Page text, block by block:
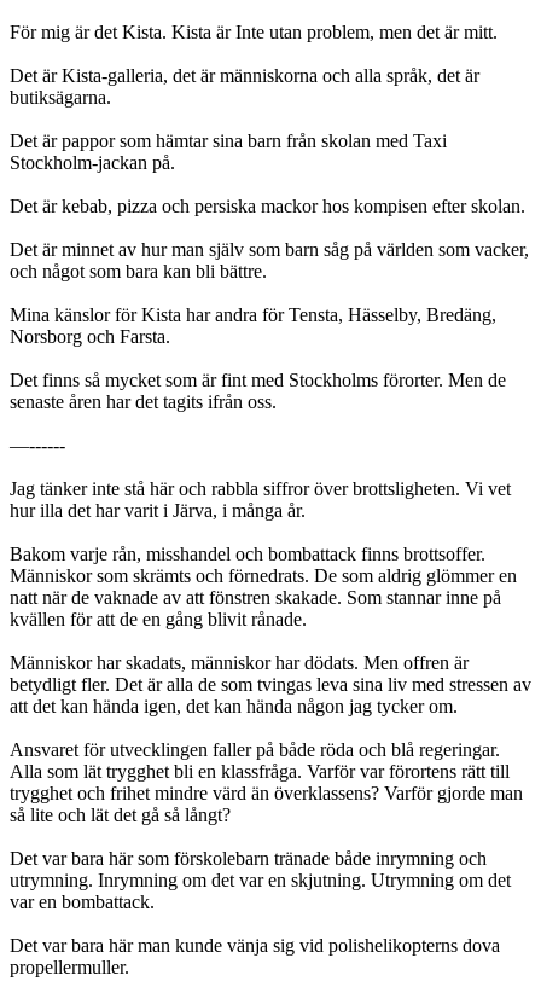
För mig är det Kista. Kista är Inte utan problem, men det är mitt.
Det är Kista-galleria, det är människorna och alla språk, det är
butiksägarna.
Det är pappor som hämtar sina barn från skolan med Taxi
Stockholm-jackan på.
Det är kebab, pizza och persiska mackor hos kompisen efter skolan.
Det är minnet av hur man själv som barn såg på världen som vacker,
och något som bara kan bli bättre.
Mina känslor för Kista har andra för Tensta, Hässelby, Bredäng,
Norsborg och Farsta.
Det finns så mycket som är fint med Stockholms förorter. Men de
senaste åren har det tagits ifrån oss.
—------
Jag tänker inte stå här och rabbla siffror över brottsligheten. Vi vet
hur illa det har varit i Järva, i många år.
Bakom varje rån, misshandel och bombattack finns brottsoffer.
Människor som skrämts och förnedrats. De som aldrig glömmer en
natt när de vaknade av att fönstren skakade. Som stannar inne på
kvällen för att de en gång blivit rånade.
Människor har skadats, människor har dödats. Men offren är
betydligt fler. Det är alla de som tvingas leva sina liv med stressen av
att det kan hända igen, det kan hända någon jag tycker om.
Ansvaret för utvecklingen faller på både röda och blå regeringar.
Alla som lät trygghet bli en klassfråga. Varför var förortens rätt till
trygghet och frihet mindre värd än överklassens? Varför gjorde man
så lite och lät det gå så långt?
Det var bara här som förskolebarn tränade både inrymning och
utrymning. Inrymning om det var en skjutning. Utrymning om det
var en bombattack.
Det var bara här man kunde vänja sig vid polishelikopterns dova
propellermuller.